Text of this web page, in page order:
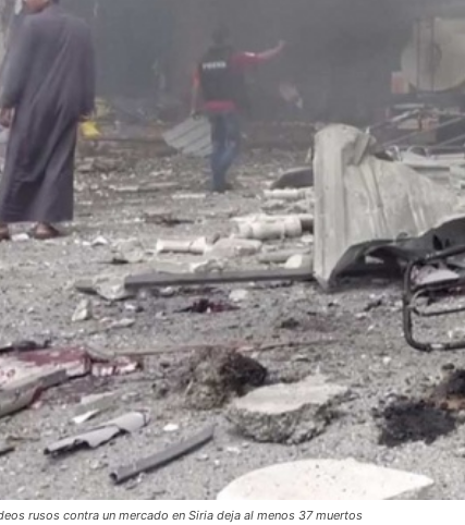
rusos contra un mercado en Siria deja al menos 37 muertos